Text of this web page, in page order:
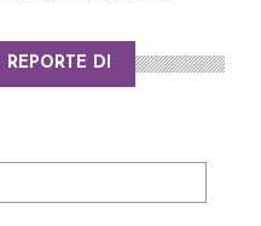
REPORTE DI